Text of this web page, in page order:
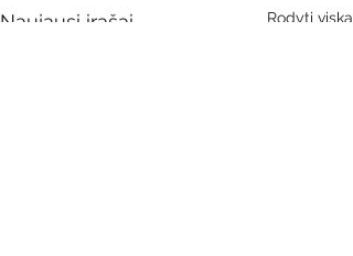
Naujausi įrašai Rodyti viską